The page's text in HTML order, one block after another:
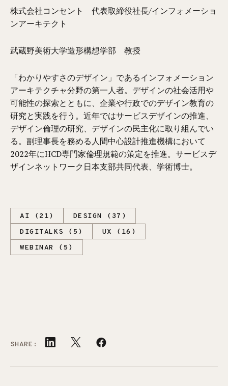
株式会社コンセント 代表取締役社長/インフォメーショ
ンアーキテクト
武蔵野美術大学造形構想学部 教授
「わかりやすさのデザイン」であるインフォメーション
アーキテクチャ分野の第一人者。デザインの社会活用や
可能性の探索とともに、企業や行政でのデザイン教育の
研究と実践を行う。近年ではサービスデザインの推進、
デザイン倫理の研究、デザインの民主化に取り組んでい
る。副理事長を務める人間中心設計推進機構において
2022年にHCD専門家倫理規範の策定を推進。サービスデ
ザインネットワーク日本支部共同代表、学術博士。
AI (21)
DESIGN (37)
DIGITALKS (5)
UX (16)
WEBINAR (5)
SHARE: